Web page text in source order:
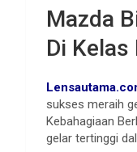
Mazda
Di Kelas
sukses meraih
Kebahagiaan
gelar tertinggi